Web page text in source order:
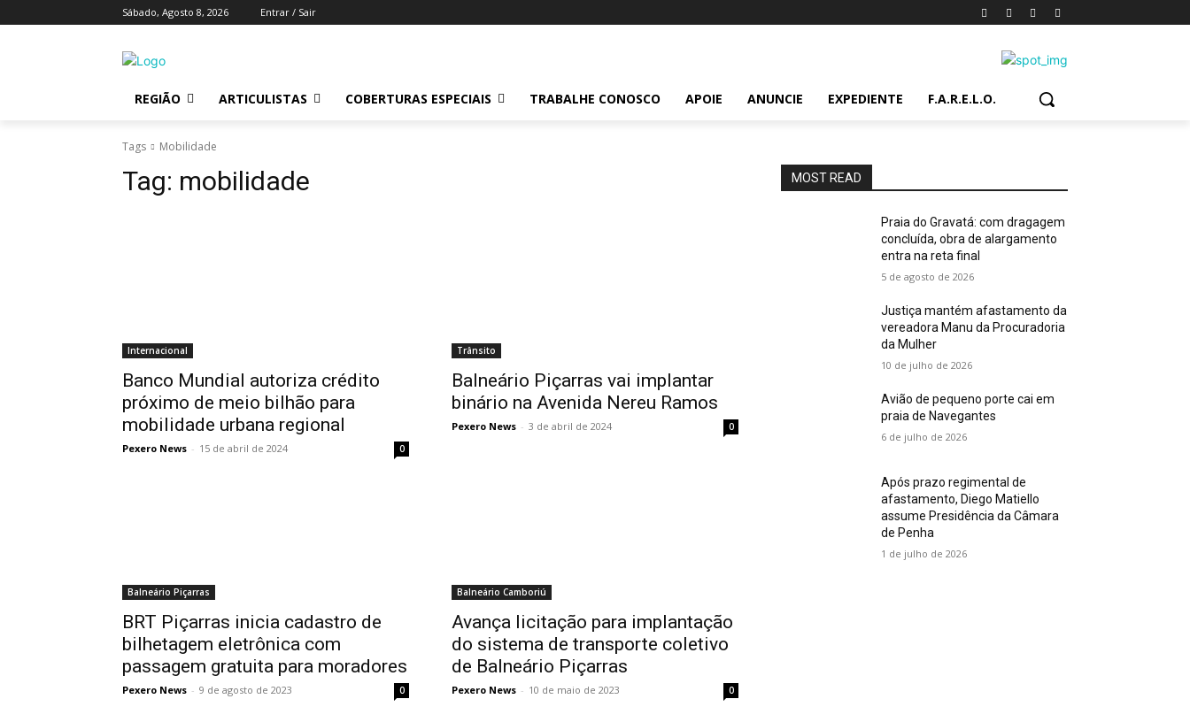
Sábado, Agosto 8, 2026 Entrar / Sair
REGIÃO ARTICULISTAS COBERTURAS ESPECIAIS TRABALHE CONOSCO APOIE ANUNCIE EXPEDIENTE F.A.R.E.L.O.
Tags Mobilidade
Tag: mobilidade
Internacional
Banco Mundial autoriza crédito
próximo de meio bilhão para
mobilidade urbana regional
Pexero News - 15 de abril de 2024 0
Trânsito
Balneário Piçarras vai implantar
binário na Avenida Nereu Ramos
Pexero News - 3 de abril de 2024 0
Balneário Piçarras
BRT Piçarras inicia cadastro de
bilhetagem eletrônica com
passagem gratuita para moradores
Pexero News - 9 de agosto de 2023 0
Balneário Camboriú
Avança licitação para implantação
do sistema de transporte coletivo
de Balneário Piçarras
Pexero News - 10 de maio de 2023 0
MOST READ
Praia do Gravatá: com dragagem
concluída, obra de alargamento
entra na reta final
5 de agosto de 2026
Justiça mantém afastamento da
vereadora Manu da Procuradoria
da Mulher
10 de julho de 2026
Avião de pequeno porte cai em
praia de Navegantes
6 de julho de 2026
Após prazo regimental de
afastamento, Diego Matiello
assume Presidência da Câmara
de Penha
1 de julho de 2026